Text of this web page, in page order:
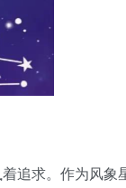
追求。作为风